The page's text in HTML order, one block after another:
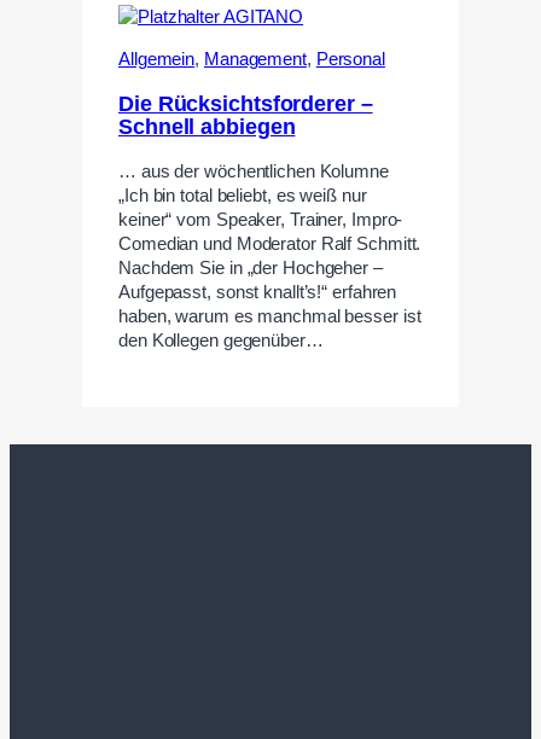
Allgemein, Management, Personal
Die Rücksichtsforderer –
Schnell abbiegen
… aus der wöchentlichen Kolumne
„Ich bin total beliebt, es weiß nur
keiner“ vom Speaker, Trainer, Impro-
Comedian und Moderator Ralf Schmitt.
Nachdem Sie in „der Hochgeher –
Aufgepasst, sonst knallt’s!“ erfahren
haben, warum es manchmal besser ist
den Kollegen gegenüber…